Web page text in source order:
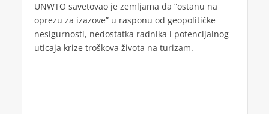
UNWTO savetovao je zemljama da “ostanu na
oprezu za izazove” u rasponu od geopolitičke
nesigurnosti, nedostatka radnika i potencijalnog
uticaja krize troškova života na turizam.